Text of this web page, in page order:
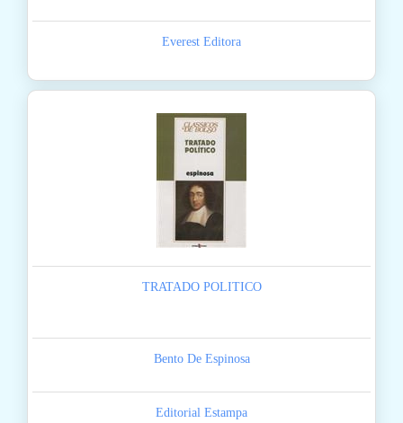
Everest Editora
TRATADO POLITICO
Bento De Espinosa
Editorial Estampa